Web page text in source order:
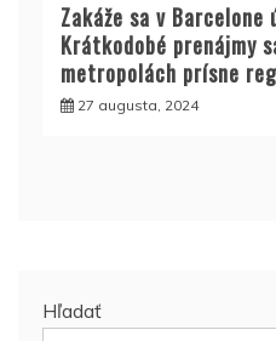
Zakáže sa v Barcelone
Krátkodobé prenájmy
metropolách prísne
27 augusta, 2024
Hľadať